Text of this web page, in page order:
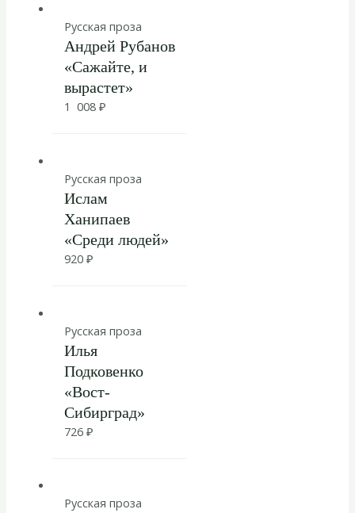
Русская проза
Андрей Рубанов
«Сажайте, и
вырастет»
1 008 ₽
Русская проза
Ислам
Ханипаев
«Среди людей»
920 ₽
Русская проза
Илья
Подковенко
«Вост-
Сибирград»
726 ₽
Русская проза